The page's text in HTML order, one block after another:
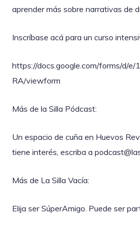
aprender más sobre narrativas de
Inscríbase acá para un curso
https://docs.google.com/forms/d/
RA/viewform
Más de la Silla Pódcast:
Un espacio de cuña en Huevos
tiene interés, escriba a
Más de La Silla Vacía:
Elija ser SúperAmigo. Puede ser